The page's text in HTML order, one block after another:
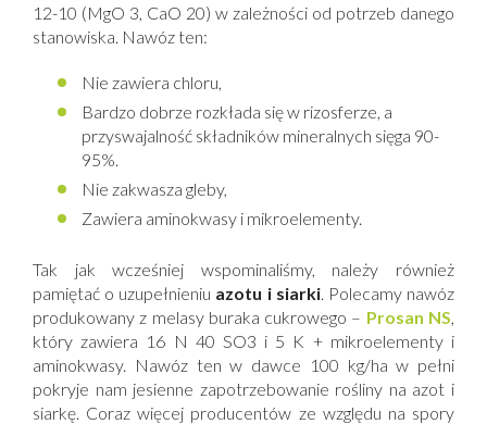
12-10 (MgO 3, CaO 20) w zależności od potrzeb danego
stanowiska. Nawóz ten:
Nie zawiera chloru,
Bardzo dobrze rozkłada się w rizosferze, a
przyswajalność składników mineralnych sięga 90-
95%.
Nie zakwasza gleby,
Zawiera aminokwasy i mikroelementy.
Tak jak wcześniej wspominaliśmy, należy również
pamiętać o uzupełnieniu azotu i siarki. Polecamy nawóz
produkowany z melasy buraka cukrowego – Prosan NS,
który zawiera 16 N 40 SO3 i 5 K + mikroelementy i
aminokwasy. Nawóz ten w dawce 100 kg/ha w pełni
pokryje nam jesienne zapotrzebowanie rośliny na azot i
siarkę. Coraz więcej producentów ze względu na spory